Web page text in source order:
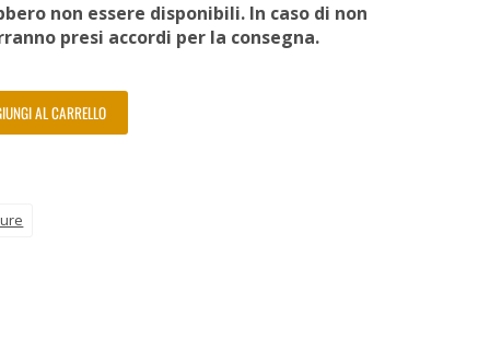
non essere disponibili. In caso di non
presi accordi per la consegna.
AL CARRELLO